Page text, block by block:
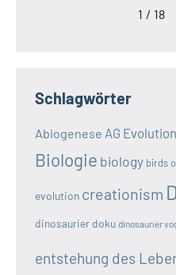
1 / 18
Schlagwörter
Abiogenese AG
Biologie biology birds
evolution creationism
dinosaurier doku dinosaurier
entstehung des